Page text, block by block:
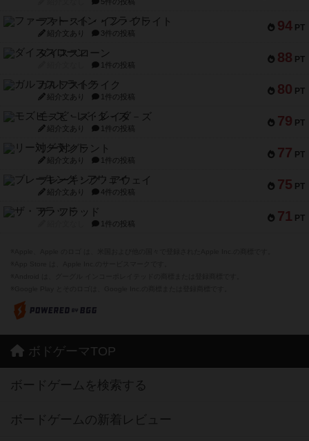
5件の投稿
94 PT
ファースト・イン・フライト
紹介文あり 3件の投稿
88 PT
ダイススローン
1件の投稿
80 PT
ガルフストライク
紹介文あり 1件の投稿
79 PT
モズビ－ズ・レイダ－ズ
紹介文あり 1件の投稿
77 PT
リー対グラント
紹介文あり 1件の投稿
75 PT
ブレーキング・アウェイ
紹介文あり 4件の投稿
71 PT
ザ・フラッド
1件の投稿
ボドゲーマTOP
ボードゲームを検索する
ボードゲームの新着レビュー